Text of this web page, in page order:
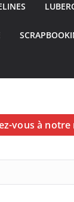
vous à